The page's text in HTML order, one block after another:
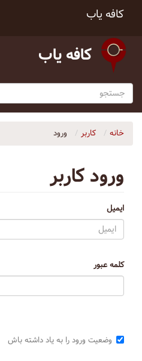
کافه یاب
کافه یاب
خانه کاربر ورود
ورود کاربر
ایمیل
کلمه عبور
وضعیت ورود را به یاد داشته باش